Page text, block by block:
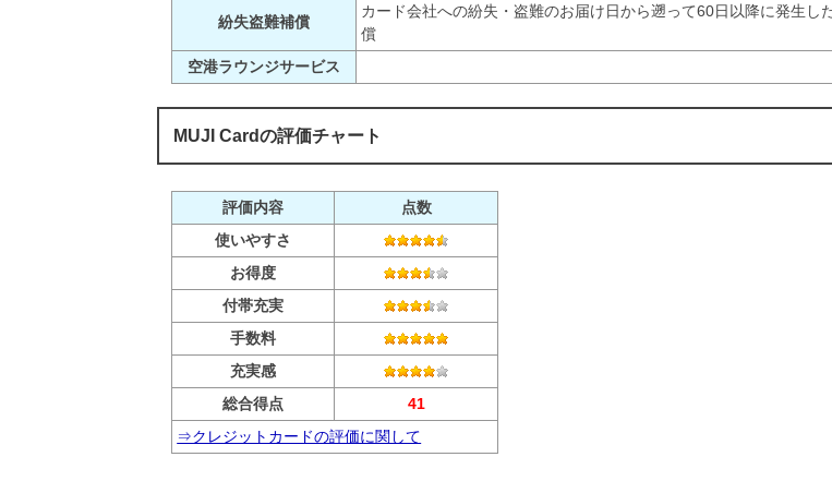
紛失盗難補償
カード会社への紛失・盗難のお届け日から遡って60日以降に発生し
償
空港ラウンジサービス
MUJI Cardの評価チャート
評価内容
点数
使いやすさ
お得度
付帯充実
手数料
充実感
総合得点
41
⇒クレジットカードの評価に関して